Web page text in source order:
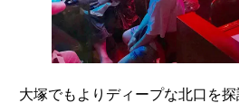
大塚でもよりディープな北口を